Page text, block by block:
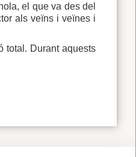
el que va des del
als veïns i veïnes i
total. Durant aquests